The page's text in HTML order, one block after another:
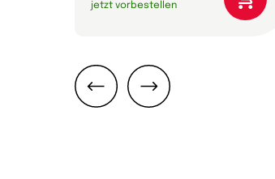
jetzt vorbestellen